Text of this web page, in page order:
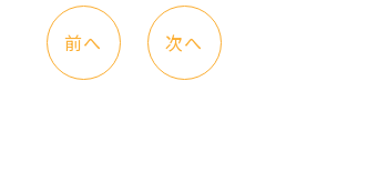
前へ 次へ